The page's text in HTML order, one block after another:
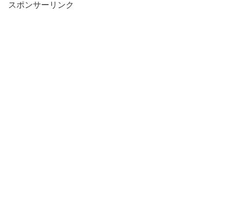
スポンサーリンク